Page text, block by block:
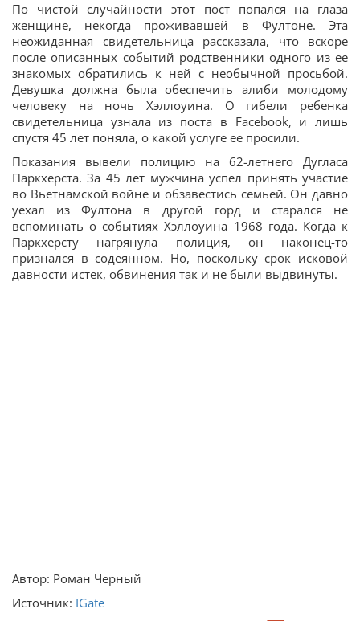
По чистой случайности этот пост попался на глаза
женщине, некогда проживавшей в Фултоне. Эта
неожиданная свидетельница рассказала, что вскоре
после описанных событий родственники одного из ее
знакомых обратились к ней с необычной просьбой.
Девушка должна была обеспечить алиби молодому
человеку на ночь Хэллоуина. О гибели ребенка
свидетельница узнала из поста в Facebook, и лишь
спустя 45 лет поняла, о какой услуге ее просили.
Показания вывели полицию на 62-летнего Дугласа
Паркхерста. За 45 лет мужчина успел принять участие
во Вьетнамской войне и обзавестись семьей. Он давно
уехал из Фултона в другой горд и старался не
вспоминать о событиях Хэллоуина 1968 года. Когда к
Паркхерсту нагрянула полиция, он наконец-то
признался в содеянном. Но, поскольку срок исковой
давности истек, обвинения так и не были выдвинуты.
Автор: Роман Черный
Источник: ІGate